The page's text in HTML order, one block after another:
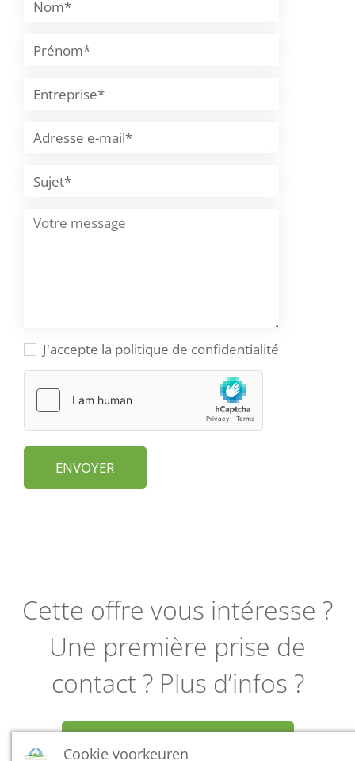
J'accepte la politique de confidentialité
ENVOYER
Cookie voorkeuren
Cette offre vous intéresse ?
Une première prise de
contact ? Plus d’infos ?